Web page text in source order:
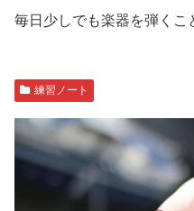
毎日少しでも楽器を弾くこ
練習ノート